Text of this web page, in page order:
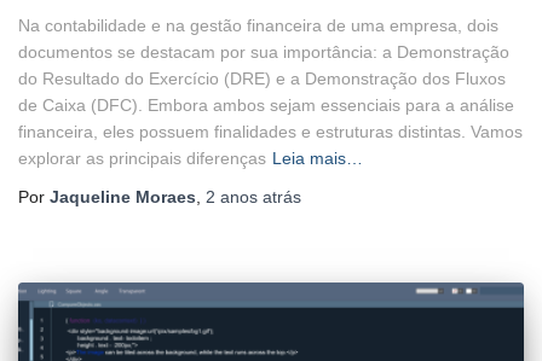
Na contabilidade e na gestão financeira de uma empresa, dois
documentos se destacam por sua importância: a Demonstração
do Resultado do Exercício (DRE) e a Demonstração dos Fluxos
de Caixa (DFC). Embora ambos sejam essenciais para a análise
financeira, eles possuem finalidades e estruturas distintas. Vamos
explorar as principais diferenças Leia mais…
Por Jaqueline Moraes 2 anos atrás